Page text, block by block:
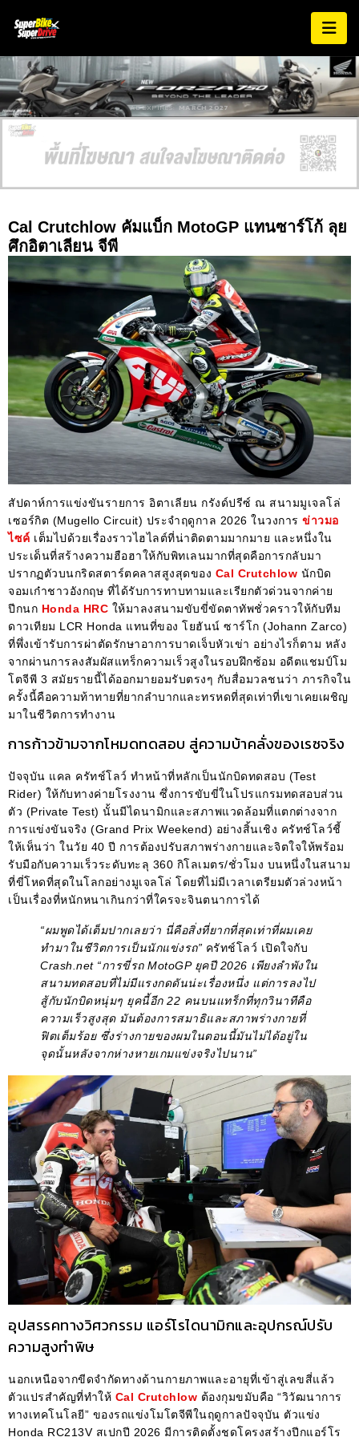
AD EXPIRES: MARCH 2027
Cal Crutchlow คัมแบ็ก MotoGP แทนซาร์โก้ ลุย
ศึกอิตาเลียน จีพี
สัปดาห์การแข่งขันรายการ อิตาเลียน กรังด์ปรีซ์ ณ สนามมูเจลโล่
เซอร์กิต (Mugello Circuit) ประจำฤดูกาล 2026 ในวงการ ข่าวมอ
ไซค์ เต็มไปด้วยเรื่องราวไฮไลต์ที่น่าติดตามมากมาย และหนึ่งใน
ประเด็นที่สร้างความฮือฮาให้กับพิทเลนมากที่สุดคือการกลับมา
ปรากฏตัวบนกริดสตาร์ตคลาสสูงสุดของ Cal Crutchlow นักบิด
จอมเก๋าชาวอังกฤษ ที่ได้รับการทาบทามและเรียกตัวด่วนจากค่าย
ปีกนก Honda HRC ให้มาลงสนามขับขี่ขัดตาทัพชั่วคราวให้กับทีม
ดาวเทียม LCR Honda แทนที่ของ โยฮันน์ ซาร์โก (Johann Zarco)
ที่พึ่งเข้ารับการผ่าตัดรักษาอาการบาดเจ็บหัวเข่า อย่างไรก็ตาม หลัง
จากผ่านการลงสัมผัสแทร็กความเร็วสูงในรอบฝึกซ้อม อดีตแชมป์โม
โตจีพี 3 สมัยรายนี้ได้ออกมายอมรับตรงๆ กับสื่อมวลชนว่า ภารกิจใน
ครั้งนี้คือความท้าทายที่ยากลำบากและทรหดที่สุดเท่าที่เขาเคยเผชิญ
มาในชีวิตการทำงาน
การก้าวข้ามจากโหมดทดสอบ สู่ความบ้าคลั่งของเรซจริง
ปัจจุบัน แคล ครัทช์โลว์ ทำหน้าที่หลักเป็นนักบิดทดสอบ (Test
Rider) ให้กับทางค่ายโรงงาน ซึ่งการขับขี่ในโปรแกรมทดสอบส่วน
ตัว (Private Test) นั้นมีไดนามิกและสภาพแวดล้อมที่แตกต่างจาก
การแข่งขันจริง (Grand Prix Weekend) อย่างสิ้นเชิง ครัทช์โลว์ชี้
ให้เห็นว่า ในวัย 40 ปี การต้องปรับสภาพร่างกายและจิตใจให้พร้อม
รับมือกับความเร็วระดับทะลุ 360 กิโลเมตร/ชั่วโมง บนหนึ่งในสนาม
ที่ขี่โหดที่สุดในโลกอย่างมูเจลโล่ โดยที่ไม่มีเวลาเตรียมตัวล่วงหน้า
เป็นเรื่องที่หนักหนาเกินกว่าที่ใครจะจินตนาการได้
“ผมพูดได้เต็มปากเลยว่า นี่คือสิ่งที่ยากที่สุดเท่าที่ผมเคย
ทำมาในชีวิตการเป็นนักแข่งรถ” ครัทช์โลว์ เปิดใจกับ
Crash.net “การขี่รถ MotoGP ยุคปี 2026 เพียงลำพังใน
สนามทดสอบที่ไม่มีแรงกดดันน่ะเรื่องหนึ่ง แต่การลงไป
สู้กับนักบิดหนุ่มๆ ยุคนี้อีก 22 คนบนแทร็กที่ทุกวินาทีคือ
ความเร็วสูงสุด มันต้องการสมาธิและสภาพร่างกายที่
ฟิตเต็มร้อย ซึ่งร่างกายของผมในตอนนี้มันไม่ได้อยู่ใน
จุดนั้นหลังจากห่างหายเกมแข่งจริงไปนาน”
อุปสรรคทางวิศวกรรม แอร์โรไดนามิกและอุปกรณ์ปรับ
ความสูงทำพิษ
นอกเหนือจากขีดจำกัดทางด้านกายภาพและอายุที่เข้าสู่เลขสี่แล้ว
ตัวแปรสำคัญที่ทำให้ Cal Crutchlow ต้องกุมขมับคือ “วิวัฒนาการ
ทางเทคโนโลยี” ของรถแข่งโมโตจีพีในฤดูกาลปัจจุบัน ตัวแข่ง
Honda RC213V สเปกปี 2026 มีการติดตั้งชุดโครงสร้างปีกแอร์โร